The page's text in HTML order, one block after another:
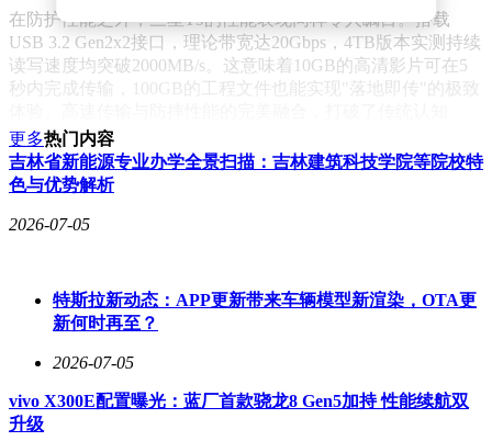
在防护性能之外，三星T9的性能表现同样令人瞩目。搭载
USB 3.2 Gen2x2接口，理论带宽达20Gbps，4TB版本实测持续
读写速度均突破2000MB/s。这意味着10GB的高清影片可在5
秒内完成传输，100GB的工程文件也能实现"落地即传"的极致
中"防护与性能不可兼得"的矛盾，为用户提供了全方位的存储
解决方案。
针对不同用户群体的存储需求，三星T9提供了从1TB到4TB的
完整容量选择。摄影师可随身携带全天拍摄的RAW格式照
力，源于三星对用户需求的精准把握——无论专业创作还是日
常使用，数据安全都应是无需妥协的基本需求。
在软件安全层面，三星T9同样表现出色。AES 256-bit硬件加
测到密码管理的全链条安全保障。一键擦除功能让设备退役时
的数据清理变得简单可靠，而所有这些安全特性都建立在3米
更多热门内容
吉林省新能源专业办学全景扫描：吉林建筑科技学院等院校特
色与优势解析
2026-07-05
特斯拉新动态：APP更新带来车辆模型新渲染，OTA更
新何时再至？
2026-07-05
vivo X300E配置曝光：蓝厂首款骁龙8 Gen5加持 性能续航双
升级